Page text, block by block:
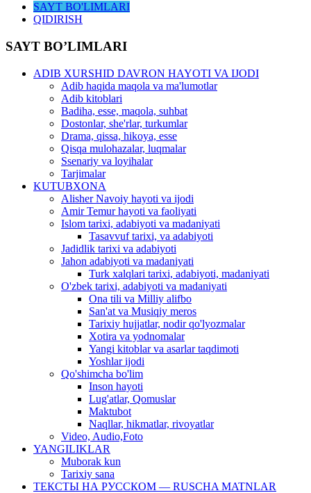
SAYT BO'LIMLARI
QIDIRISH
SAYT BO’LIMLARI
ADIB XURSHID DAVRON HAYOTI VA IJODI
Adib haqida maqola va ma'lumotlar
Adib kitoblari
Badiha, esse, maqola, suhbat
Dostonlar, she'rlar, turkumlar
Drama, qissa, hikoya, esse
Qisqa mulohazalar, luqmalar
Ssenariy va loyihalar
Tarjimalar
KUTUBXONA
Alisher Navoiy hayoti va ijodi
Amir Temur hayoti va faoliyati
Islom tarixi, adabiyoti va madaniyati
Tasavvuf tarixi, va adabiyoti
Jadidlik tarixi va adabiyoti
Jahon adabiyoti va madaniyati
Turk xalqlari tarixi, adabiyoti, madaniyati
O'zbek tarixi, adabiyoti va madaniyati
Ona tili va Milliy alifbo
San'at va Musiqiy meros
Tarixiy hujjatlar, nodir qo'lyozmalar
Xotira va yodnomalar
Yangi kitoblar va asarlar taqdimoti
Yoshlar ijodi
Qo'shimcha bo'lim
Inson hayoti
Lug'atlar, Qomuslar
Maktubot
Naqllar, hikmatlar, rivoyatlar
Video, Audio,Foto
YANGILIKLAR
Muborak kun
Tarixiy sana
ТЕКСТЫ НА РУССКОМ — RUSCHA MATNLAR